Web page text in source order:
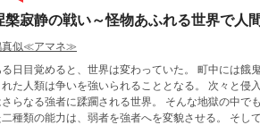
槃寂静の戦い～怪物あふれる世界で人
真似≪アマネ≫
覚めると、世界は変わっていた。 町中には餓鬼※が溢れかえり、人々の怨嗟と絶叫が響き渡る。 文明は一夜にして滅び、残
類は争いを強いられることとなる。 次々と侵入する六道の怪物。欲望を満たすために争う人間たち。 弱者は蹂躙され、強者
る強者に蹂躙される世界。 そんな地獄の中でも、一筋の希望はあった。 ーー怪物を屠ることで得られる能力 神仏より授かっ
類の能力は、弱者を強者へを変貌させる。 そして、いち早く変化した世界に適応した猛者たちは、能力を強化し、仲間を集